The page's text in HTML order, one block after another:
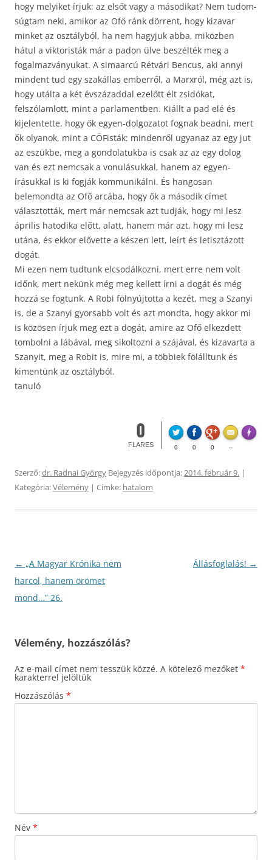
hogy melyiket írjuk: az elsőt vagy a másodikat? Nem tudom-
súgtam neki, amikor az Ofő ránk dörrent, hogy kizavar
minket az osztályból, ha nem hagyjuk abba, miközben
hátul a viktoristák már a padon ülve beszélték meg a
fogalmazványukat. A simaarcú Rétvári Bencus, aki annyi
mindent tud egy szakállas emberről, a Marxról, még azt is,
hogy utálta a két évszázaddal ezelőtt élt zsidókat,
felszólamlott, mint a parlamentben. Kiállt a pad elé és
kijelentette, hogy ők egyen-dolgozatot fognak beadni, mert
ők olyanok, mint a CÖFisták: mindenről ugyanaz az egy jut
az eszükbe, meg a gondolatukba is csak az az egy dolog
van és ezt nemcsak a vonulásukkal, hanem az egyen-
írásukkal is ki fogják kommunikálni. És hangosan
belemondta az Ofő arcába, hogy ők a második címet
választották, mert már nemcsak azt tudják, hogy mi lesz
április hatodika előtt, alatt, hanem már azt, hogy mi lesz
utána, és ekkor elővette a készen lett, leírt és letisztázott
dogát.
Mi ezen nem tudtunk elcsodálkozni, mert erre nem volt
időnk, mert nekünk még meg kellett írni a dogát és még
hozzá se fogtunk. A Robi fölnyújtotta a kezét, meg a Szanyi
is, de a Szanyi gyorsabb volt és azt mondta, hogy akkor mi
is közösen írjuk meg ezt a dogát, amire az Ofő elkezdett
tombolni a lábával, meg sikoltozni a szájával, és kizavarta a
Szanyit, meg a Robit is, mire mi, a többiek fölálltunk és
kimentünk az osztályból.
tanuló
0
FLARES 0 0 0 --
Made
Szerző:dr. Radnai György Bejegyzés időpontja:2014. február 9. |
Kategória:Vélemény | Címke: hatalom
Bejegyzés
navigáció
← „A Magyar Krónika nem
harcol, hanem örömet
mond…” 26.
Állásfoglalás! →
Vélemény, hozzászólás?
Az e-mail címet nem tesszük közzé. A kötelező mezőket *
karakterrel jelöltük
Hozzászólás *
Név *